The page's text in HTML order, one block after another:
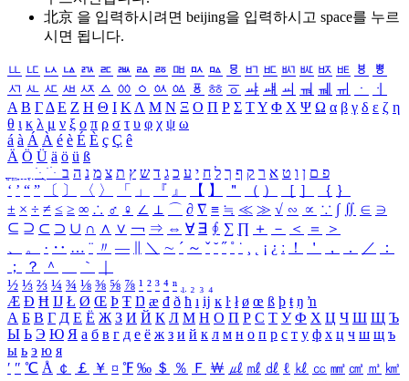
北京 을 입력하시려면 beijing을 입력하시고 space를 누르
시면 됩니다.
ㅥ ㅦ ㅧ ㅨ ㅩ ㅪ ㅫ ㅬ ㅭ ㅮ ㅯ ㅰ ㅱ ㅲ ㅳ ㅴ ㅵ ㅶ ㅷ ㅸ
ㅹ
ㅺ ㅻ ㅼ ㅽ ㅾ ㅿ ㆀ ㆁ ㆂ ㆃ ㆄ ㆅ ㆆ ㆇ ㆈ ㆉ ㆊ ㆋ ㆌ ㆍ
ㆎ
Α Β ΓΔ Ε Ζ Η Θ Ι ΚΛ Μ Ν Ξ Ο Π Ρ Σ ΤΥ Φ Χ Ψ Ω α β γ δ ε ζ η
θ ι κ λ μ ν ξ ο π ρ σ τ υ φ χ ψ ω
á à Á À é è É È ç Ç ê
Ä Ö Ü ä ö ü ß
ִֶֹ ֻּ ׁׂ פ ם ן ו ט א ר ק ף ך ל ח י ע כ ג ד ש ץ ת צ מ נ ה ב
‘ ’ “ ” 〔 〕 〈 〉 「 」 『 』 【 】 ＂ （ ） ［ ］ ｛ ｝
± × ÷ ≠ ≤ ≥ ∞ ∴ ♂ ♀ ∠ ⊥ ⌒ ∂ ∇ ≡ ≒ ≪ ≫ √ ∽ ∝ ∵ ∫ ∬ ∈ ∋
⊆ ⊇ ⊂ ⊃ ∪ ∩ ∧ ∨ ￢ ⇒ ⇔ ∀ ∃ ∮ ∑ ∏ ＋ － ＜ ＝
＞
、
。 · ‥ … ¨ 〃 ― ＼ ∼ ´ ～ ˇ ˘ ˝ ˚ ˙ ¸ ¡ ¿ ː ！ ＇ ， ． ／
：
；
？ ＾ ｀
½ ⅓ ⅔ ¼ ¾ ⅛ ⅜ ⅝ ⅞ ¹ ² ³ ⁴ ⁿ ₁ ₂ ₃ ₄
Æ Ð Ħ Ĳ Ł Ø Œ Þ Ŧ Ŋ æ đ ð ħ ı ĳ ĸ ŀ ł ø œ ß þ ŧ ŋ ŉ
А Б В Г Д Е Ё Ж З И Й К Л М Н О П Р С Т У Ф Х Ц Ч Ш Щ Ъ
Ы Ь Э Ю Я а б в г д е ё ж з и й к л м н о п р с т у ф х ц ч ш щ ъ
ы ь э ю я
′ ″ ℃ Å ￠ ￡ ￥ ¤ ℉ ‰ ＄ ％ Ｆ ￦ ㎕ ㎖ ㎗ ℓ ㎘ ㏄ ㎣ ㎤ ㎥ ㎦